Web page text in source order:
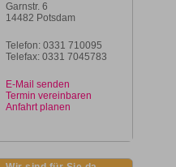
Garnstr. 6
14482 Potsdam
Telefon: 0331 710095
Telefax: 0331 7045783
E-Mail senden
Termin vereinbaren
Anfahrt planen